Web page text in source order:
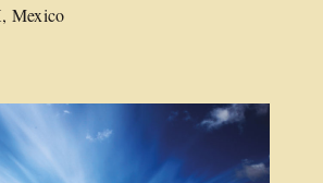
Mexico